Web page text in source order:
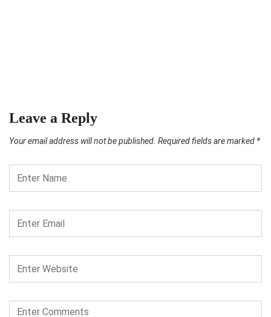
Leave a Reply
Your email address will not be published. Required fields are marked *